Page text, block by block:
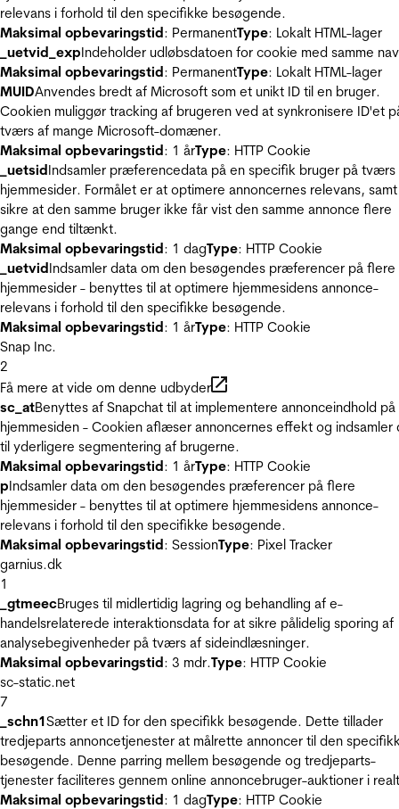
relevans i forhold til den specifikke besøgende.
Maksimal opbevaringstid: PermanentType: Lokalt HTML-lager
_uetvid_expIndeholder udløbsdatoen for cookie med samme
Maksimal opbevaringstid: PermanentType: Lokalt HTML-lager
MUIDAnvendes bredt af Microsoft som et unikt ID til en bruger.
Cookien muliggør tracking af brugeren ved at synkronisere ID'et
tværs af mange Microsoft-domæner.
Maksimal opbevaringstid: 1 årType: HTTP Cookie
_uetsidIndsamler præferencedata på en specifik bruger på tværs
hjemmesider. Formålet er at optimere annoncernes relevans, samt
sikre at den samme bruger ikke får vist den samme annonce flere
gange end tiltænkt.
Maksimal opbevaringstid: 1 dagType: HTTP Cookie
_uetvidIndsamler data om den besøgendes præferencer på flere
hjemmesider - benyttes til at optimere hjemmesidens annonce-
relevans i forhold til den specifikke besøgende.
Maksimal opbevaringstid: 1 årType: HTTP Cookie
Snap Inc.
2
Få mere at vide om denne udbyder
sc_atBenyttes af Snapchat til at implementere annonceindhold på
hjemmesiden - Cookien aflæser annoncernes effekt og indsamler
til yderligere segmentering af brugerne.
Maksimal opbevaringstid: 1 årType: HTTP Cookie
pIndsamler data om den besøgendes præferencer på flere
hjemmesider - benyttes til at optimere hjemmesidens annonce-
relevans i forhold til den specifikke besøgende.
Maksimal opbevaringstid: SessionType: Pixel Tracker
garnius.dk
1
_gtmeecBruges til midlertidig lagring og behandling af e-
handelsrelaterede interaktionsdata for at sikre pålidelig sporing af
analysebegivenheder på tværs af sideindlæsninger.
Maksimal opbevaringstid: 3 mdr.Type: HTTP Cookie
sc-static.net
7
_schn1Sætter et ID for den specifikk besøgende. Dette tillader
tredjeparts annoncetjenester at målrette annoncer til den
besøgende. Denne parring mellem besøgende og tredjeparts-
tjenester faciliteres gennem online annoncebruger-auktioner i
Maksimal opbevaringstid: 1 dagType: HTTP Cookie